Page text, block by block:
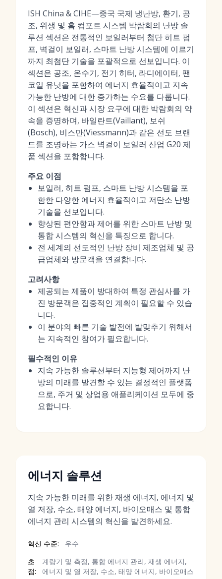
ISH China & CIHE—중국 국제 냉난방, 환기, 공
조, 위생 및 홈 컴포트 시스템 박람회의 난방 솔
루션 섹션은 전통적인 보일러부터 첨단 히트 펌
프, 벽걸이 보일러, 스마트 난방 시스템에 이르기
까지 최첨단 기술을 포괄적으로 선보입니다. 이
섹션은 공조, 온수기, 전기 히터, 라디에이터, 팬
코일 유닛을 포함하여 에너지 효율적이고 지속
가능한 난방에 대한 증가하는 수요를 다룹니다.
이 섹션은 혁신과 시장 요구에 대한 박람회의 약
속을 증명하며, 바일란트(Vaillant), 보쉬
(Bosch), 비스만(Viessmann)과 같은 선도 브랜
드를 조명하는 가스 벽걸이 보일러 산업 G20 제
품 섹션을 포함합니다.
주요 이점
보일러, 히트 펌프, 스마트 난방 시스템을 포
함한 다양한 에너지 효율적이고 저탄소 난방
기술을 선보입니다.
향상된 편안함과 제어를 위한 스마트 난방 및
통합 시스템의 혁신을 특징으로 합니다.
전 세계의 선도적인 난방 장비 제조업체 및 공
급업체와 방문객을 연결합니다.
고려사항
제공되는 제품이 방대하여 특정 관심사를 가
진 방문객은 집중적인 계획이 필요할 수 있습
니다.
이 분야의 빠른 기술 발전에 발맞추기 위해서
는 지속적인 참여가 필요합니다.
필수적인 이유
지속 가능한 솔루션부터 지능형 제어까지 난
방의 미래를 발견할 수 있는 결정적인 플랫폼
으로, 주거 및 상업용 애플리케이션 모두에 중
요합니다.
에너지 솔루션
지속 가능한 미래를 위한 재생 에너지, 에너지 및
열 저장, 수소, 태양 에너지, 바이오매스 및 통합
에너지 관리 시스템의 혁신을 발견하세요.
혁신 수준:
우수
초
점:
계량기 및 측정, 통합 에너지 관리, 재생 에너지,
에너지 및 열 저장, 수소, 태양 에너지, 바이오매스